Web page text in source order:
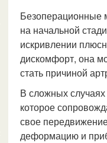
Безоперационные
на начальной
искривлении
дискомфорт, она
стать причиной
В сложных
которое
свое
деформацию и